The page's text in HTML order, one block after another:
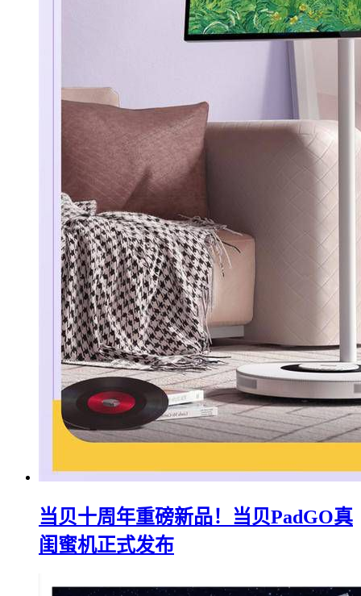
当贝十周年重磅新品！当贝PadGO真
闺蜜机正式发布